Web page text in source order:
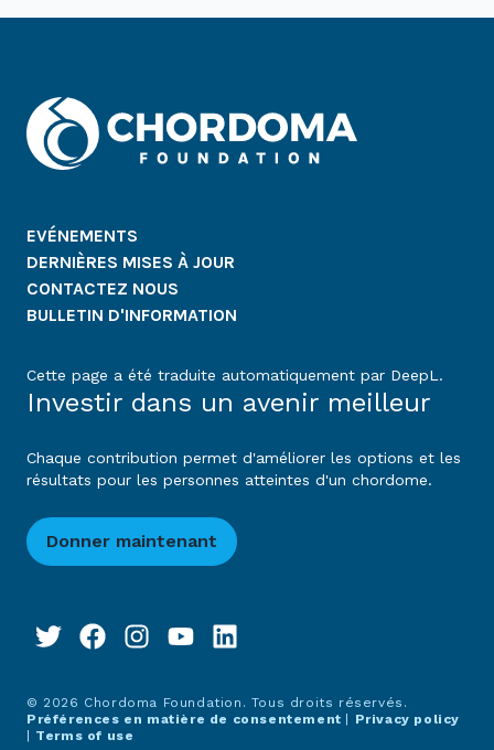
EVÉNEMENTS
DERNIÈRES MISES À JOUR
CONTACTEZ NOUS
BULLETIN D'INFORMATION
Cette page a été traduite automatiquement par DeepL.
Investir dans un avenir meilleur
Chaque contribution permet d'améliorer les options et les
résultats pour les personnes atteintes d'un chordome.
Donner maintenant
© 2026 Chordoma Foundation. Tous droits réservés.
Préférences en matière de consentement
Privacy policy
Terms of use